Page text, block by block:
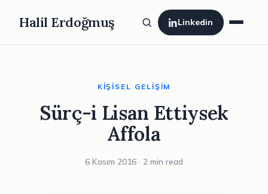
Halil Erdoğmuş Linkedin
KIŞISEL GELIŞIM
Sürç-i Lisan Ettiysek
Affola
6 Kasım 2016 · 2 min read